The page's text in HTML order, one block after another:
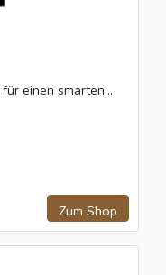
einen smarten...
Zum Shop